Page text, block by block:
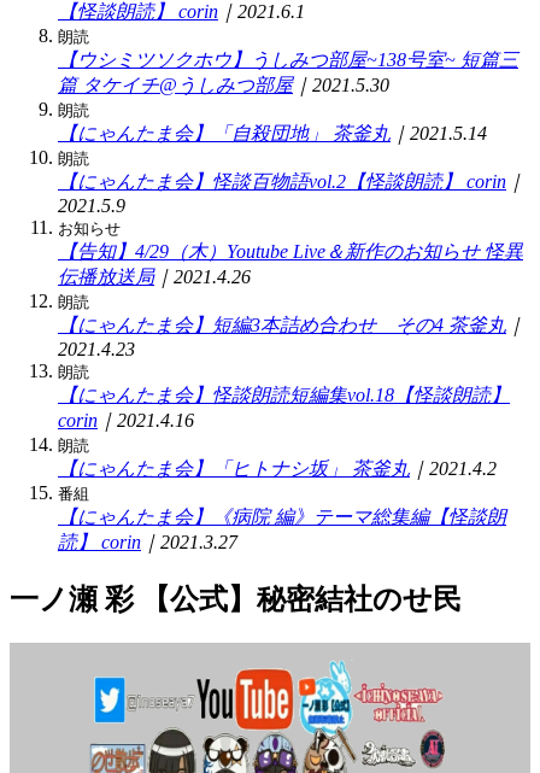
【怪談朗読】
corin ｜2021.6.1
朗読
【ウシミツソクホウ】うしみつ部屋~138号室~ 短篇三
篇 タケイチ@うしみつ部屋｜2021.5.30
朗読
【にゃんたま会】「自殺団地」 茶釜丸 ｜2021.5.14
朗読
【にゃんたま会】怪談百物語vol.2【怪談朗読】 corin ｜
2021.5.9
お知らせ
【告知】4/29（木）Youtube Live＆新作のお知らせ 怪異
伝播放送局｜2021.4.26
朗読
【にゃんたま会】短編3本詰め合わせ その4 茶釜丸 ｜
2021.4.23
朗読
【にゃんたま会】怪談朗読短編集vol.18【怪談朗読】
corin ｜2021.4.16
朗読
【にゃんたま会】「ヒトナシ坂」 茶釜丸 ｜2021.4.2
番組
【にゃんたま会】《病院 編》テーマ総集編【怪談朗
読】
corin ｜2021.3.27
一ノ瀬 彩 【公式】秘密結社のせ民